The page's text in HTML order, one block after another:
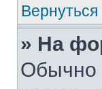
» На
Обычно